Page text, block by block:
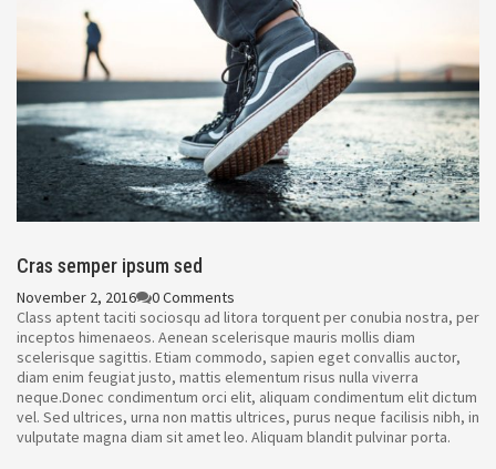
Cras semper ipsum sed
November 2, 2016
0 Comments
Class aptent taciti sociosqu ad litora torquent per conubia nostra, per
inceptos himenaeos. Aenean scelerisque mauris mollis diam
scelerisque sagittis. Etiam commodo, sapien eget convallis auctor,
diam enim feugiat justo, mattis elementum risus nulla viverra
neque.Donec condimentum orci elit, aliquam condimentum elit dictum
vel. Sed ultrices, urna non mattis ultrices, purus neque facilisis nibh, in
vulputate magna diam sit amet leo. Aliquam blandit pulvinar porta.